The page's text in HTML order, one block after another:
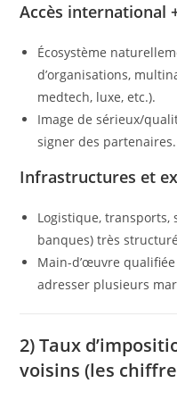
Accès international
Écosystème
d’organisations,
medtech, luxe, etc.).
Image de sérieux/
signer des partenaires.
Infrastructures et
Logistique, transports,
banques) très
Main-d’œuvre
adresser plusieurs
2) Taux
voisins (les